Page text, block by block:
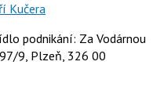
Kučera
podnikání: Za Vodárnou
9, Plzeň, 326 00